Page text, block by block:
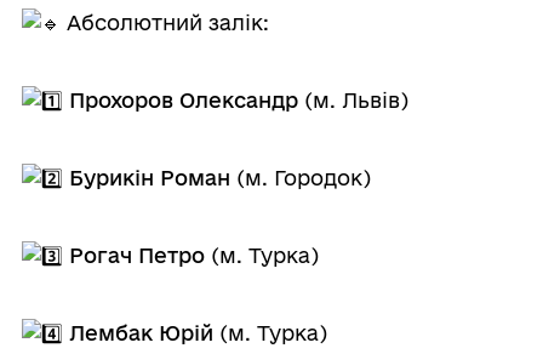
Абсолютний залік:
Прохоров Олександр(м. Львів)
Бурикін Роман (м. Городок)
Рогач Петро (м. Турка)
Лембак Юрій (м. Турка)